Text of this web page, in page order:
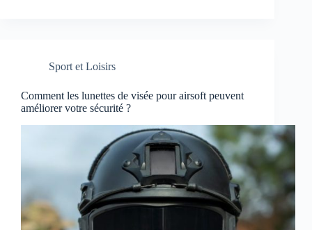
Sport et Loisirs
Comment les lunettes de visée pour airsoft peuvent
améliorer votre sécurité ?